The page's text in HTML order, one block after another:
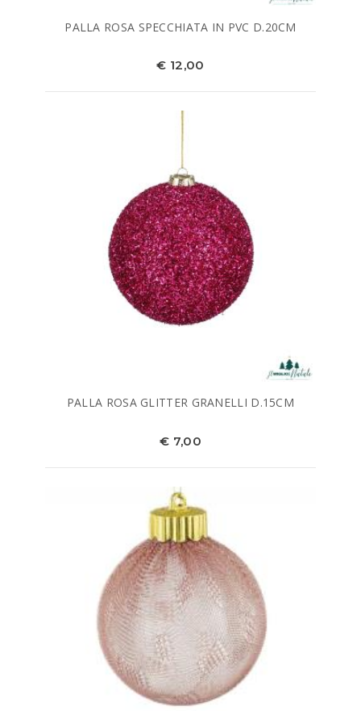
PALLA ROSA SPECCHIATA IN PVC D.20CM
€ 12,00
PALLA ROSA GLITTER GRANELLI D.15CM
€ 7,00